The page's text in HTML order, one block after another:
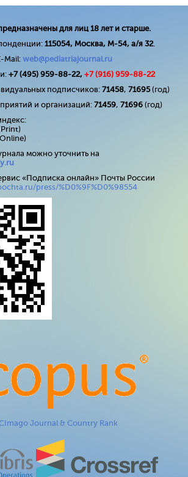
для лиц 18 лет и старше.
115054, Москва, М-54, а/я 32.
Mail: web@pediatriajournal.ru
+7 (495) 959-88-22, +7 (916) 959-88-22
подписчиков: 71458, 71695(год)
и организаций: 71459, 71696 (год)
можно уточнить на
.ru
«Подписка онлайн» Почты России
press/%D0%9F%D0%98554